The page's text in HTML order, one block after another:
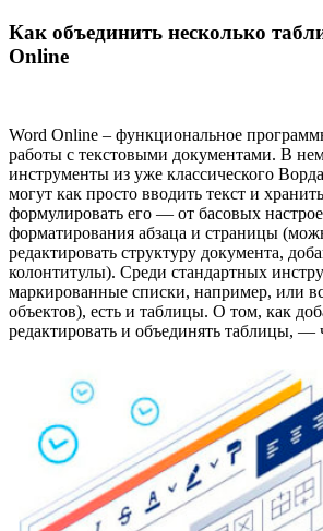
Как объединить несколько
Online
Word Online – функциональное
работы с текстовыми документами. В
инструменты из уже классического
могут как просто вводить текст и
формулировать его — от басовых
форматирования абзаца и страницы
редактировать структуру документа,
колонтитулы). Среди стандартных
маркированные списки, например, или
объектов), есть и таблицы. О том, как
редактировать и объединять таблицы, —